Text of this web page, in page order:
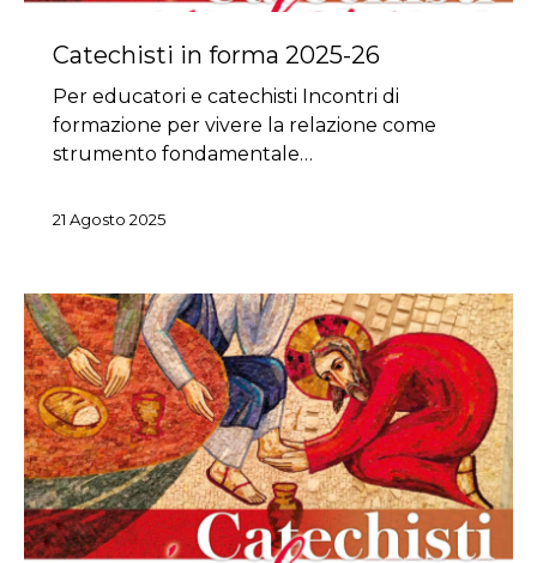
Catechisti in forma 2025-26
Per educatori e catechisti Incontri di
formazione per vivere la relazione come
strumento fondamentale…
21 Agosto 2025